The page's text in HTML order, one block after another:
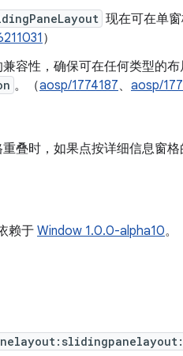
现在可在单
）
容性，确保可在任何类型的布
。（aosp/1774187、 aosp/
叠时，如果点按详细信息窗
赖于 Window 1.0.0-alpha10。